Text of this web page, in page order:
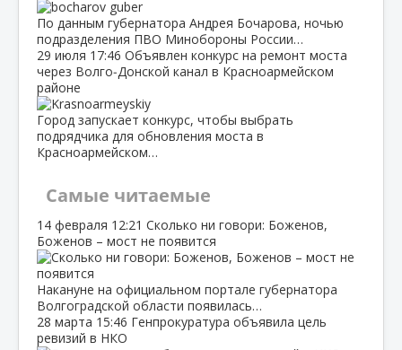
По данным губернатора Андрея Бочарова, ночью
подразделения ПВО Минобороны России…
29 июля 17:46 Объявлен конкурс на ремонт моста
через Волго‑Донской канал в Красноармейском
районе
Город запускает конкурс, чтобы выбрать
подрядчика для обновления моста в
Красноармейском…
Самые читаемые
14 февраля 12:21 Сколько ни говори: Боженов,
Боженов – мост не появится
Накануне на официальном портале губернатора
Волгоградской области появилась…
28 марта 15:46 Генпрокуратура объявила цель
ревизий в НКО